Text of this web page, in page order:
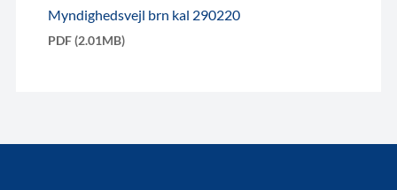
Myndighedsvejl brn kal 290220
PDF (2.01MB)